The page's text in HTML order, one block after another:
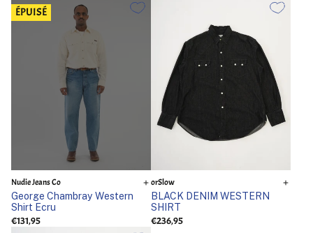
ÉPUISÉ
Nudie Jeans Co
George Chambray Western
Shirt Ecru
€131,95
orSlow
BLACK DENIM WESTERN
SHIRT
€236,95